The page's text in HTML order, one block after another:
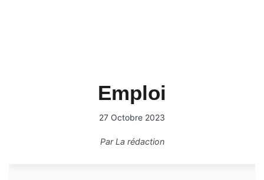
Emploi
27 Octobre 2023
ParLa rédaction